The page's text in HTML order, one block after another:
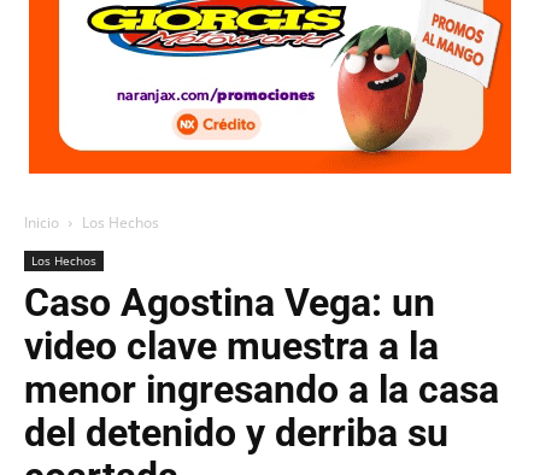
Inicio Los Hechos
Los Hechos
Caso Agostina Vega: un
video clave muestra a la
menor ingresando a la casa
del detenido y derriba su